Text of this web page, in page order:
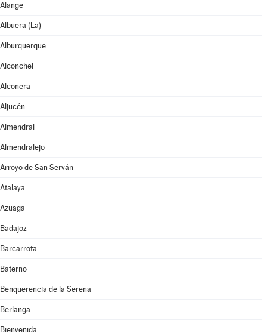
Alange
Albuera (La)
Alburquerque
Alconchel
Alconera
Aljucén
Almendral
Almendralejo
Arroyo de San Serván
Atalaya
Azuaga
Badajoz
Barcarrota
Baterno
Benquerencia de la Serena
Berlanga
Bienvenida